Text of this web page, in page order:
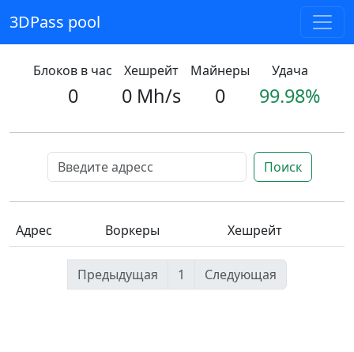
3DPass pool
Блоков в час
0
Хешрейт
0 Mh/s
Майнеры
0
Удача
99.98%
Поиск
Адрес Воркеры Хешрейт
Предыдущая 1 Следующая